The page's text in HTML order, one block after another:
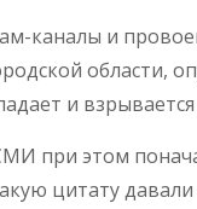
каналы и
области,
и
при этом
цитату